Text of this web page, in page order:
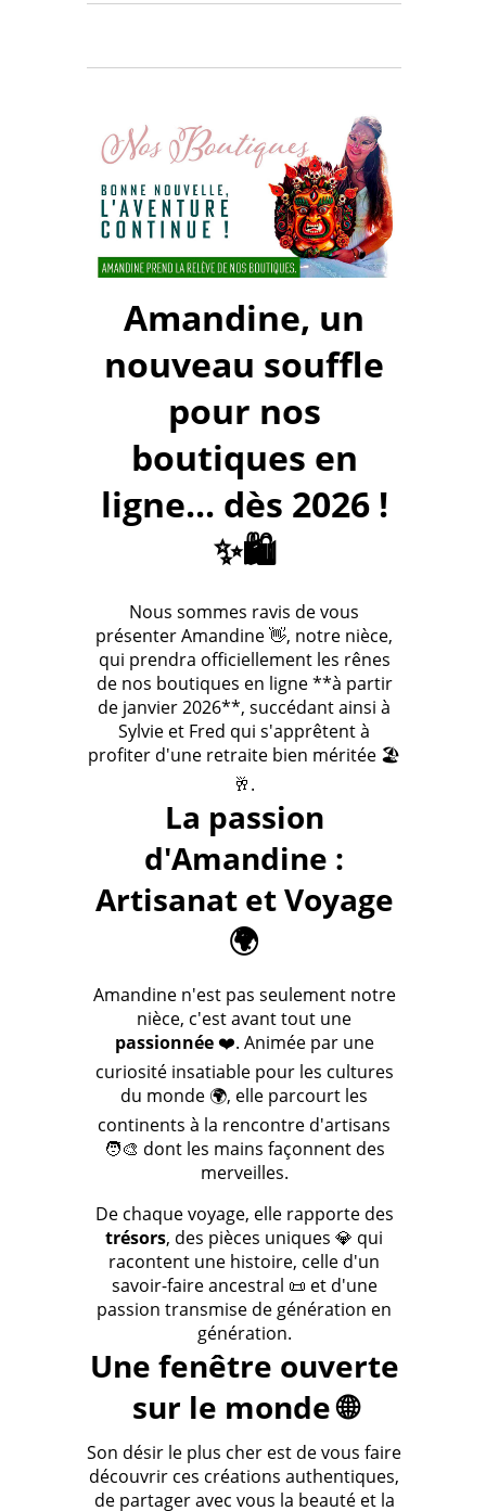
Amandine, un
nouveau souffle
pour nos
boutiques en
ligne... dès 2026 !
✨🛍️
Nous sommes ravis de vous
présenter Amandine 👋, notre nièce,
qui prendra officiellement les rênes
de nos boutiques en ligne **à partir
de janvier 2026**, succédant ainsi à
Sylvie et Fred qui s'apprêtent à
profiter d'une retraite bien méritée 🏖️
🥂.
La passion
d'Amandine :
Artisanat et Voyage
🌍
Amandine n'est pas seulement notre
nièce, c'est avant tout une
passionnée❤️. Animée par une
curiosité insatiable pour les cultures
du monde 🌍, elle parcourt les
continents à la rencontre d'artisans
🧑‍🎨 dont les mains façonnent des
merveilles.
De chaque voyage, elle rapporte des
trésors, des pièces uniques 💎 qui
racontent une histoire, celle d'un
savoir-faire ancestral 📜 et d'une
passion transmise de génération en
génération.
Une fenêtre ouverte
sur le monde 🌐
Son désir le plus cher est de vous faire
découvrir ces créations authentiques,
de partager avec vous la beauté et la